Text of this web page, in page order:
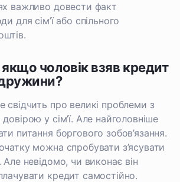
важливо довести факт
для сім’ї або спільного
чоловік взяв кредит
свідчить про великі проблеми з
у сім’ї. Але найголовніше
питання боргового зобов’язання.
можна спробувати з’ясувати
Але невідомо, чи виконає він
кредит самостійно.